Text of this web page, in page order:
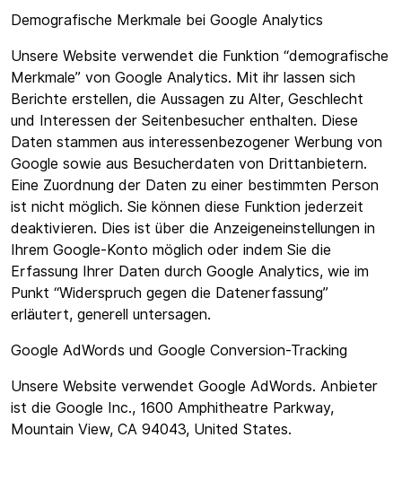
Demografische Merkmale bei Google Analytics
Unsere Website verwendet die Funktion “demografische
Merkmale” von Google Analytics. Mit ihr lassen sich
Berichte erstellen, die Aussagen zu Alter, Geschlecht
und Interessen der Seitenbesucher enthalten. Diese
Daten stammen aus interessenbezogener Werbung von
Google sowie aus Besucherdaten von Drittanbietern.
Eine Zuordnung der Daten zu einer bestimmten Person
ist nicht möglich. Sie können diese Funktion jederzeit
deaktivieren. Dies ist über die Anzeigeneinstellungen in
Ihrem Google-Konto möglich oder indem Sie die
Erfassung Ihrer Daten durch Google Analytics, wie im
Punkt “Widerspruch gegen die Datenerfassung”
erläutert, generell untersagen.
Google AdWords und Google Conversion-Tracking
Unsere Website verwendet Google AdWords. Anbieter
ist die Google Inc., 1600 Amphitheatre Parkway,
Mountain View, CA 94043, United States.